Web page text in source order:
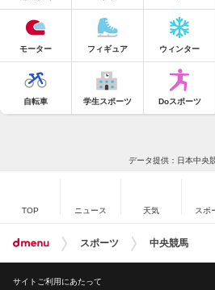
モーター フィギュア ウィンター
自転車 学生スポーツ Doスポーツ
データ提供：日本中央
TOP ニュース 天気 スポ
スポーツ 中央競馬
サイトご利用にあたって